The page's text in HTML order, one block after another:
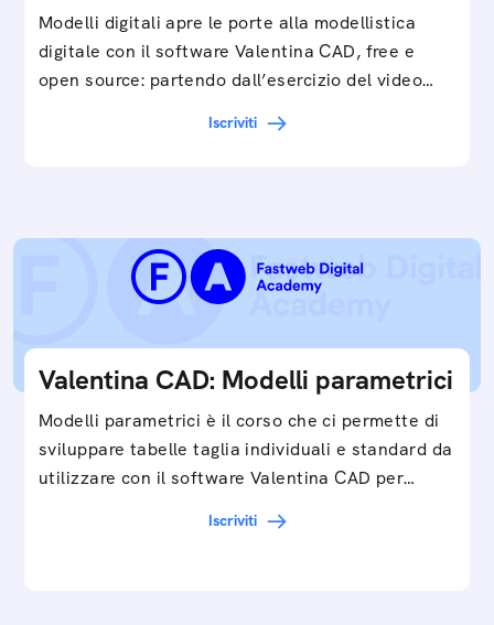
Modelli digitali apre le porte alla modellistica
digitale con il software Valentina CAD, free e
open source: partendo dall’esercizio del video…
Iscriviti
Valentina CAD: Modelli parametrici
Modelli parametrici è il corso che ci permette di
sviluppare tabelle taglia individuali e standard da
utilizzare con il software Valentina CAD per…
Iscriviti